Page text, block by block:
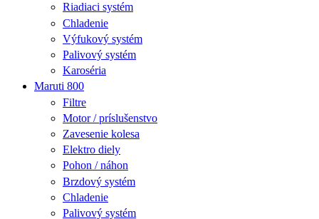
Riadiaci systém
Chladenie
Výfukový systém
Palivový systém
Karoséria
Maruti 800
Filtre
Motor / príslušenstvo
Zavesenie kolesa
Elektro diely
Pohon / náhon
Brzdový systém
Chladenie
Palivový systém